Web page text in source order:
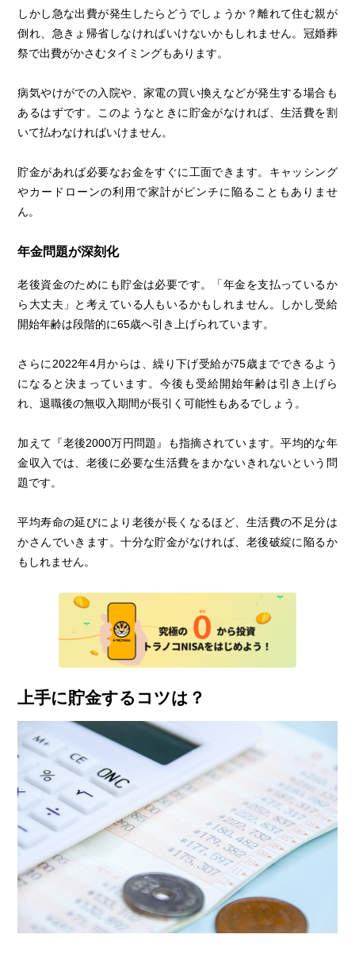
しかし急な出費が発生したらどうでしょうか？離れて住む親が
倒れ、急きょ帰省しなければいけないかもしれません。冠婚葬
祭で出費がかさむタイミングもあります。
病気やけがでの入院や、家電の買い換えなどが発生する場合も
あるはずです。このようなときに貯金がなければ、生活費を割
いて払わなければいけません。
貯金があれば必要なお金をすぐに工面できます。キャッシング
やカードローンの利用で家計がピンチに陥ることもありませ
ん。
年金問題が深刻化
老後資金のためにも貯金は必要です。「年金を支払っているか
ら大丈夫」と考えている人もいるかもしれません。しかし受給
開始年齢は段階的に65歳へ引き上げられています。
さらに2022年4月からは、繰り下げ受給が75歳までできるよう
になると決まっています。今後も受給開始年齢は引き上げら
れ、退職後の無収入期間が長引く可能性もあるでしょう。
加えて『老後2000万円問題』も指摘されています。平均的な年
金収入では、老後に必要な生活費をまかないきれないという問
題です。
平均寿命の延びにより老後が長くなるほど、生活費の不足分は
かさんでいきます。十分な貯金がなければ、老後破綻に陥るか
もしれません。
上手に貯金するコツは？